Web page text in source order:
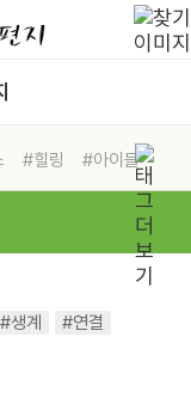
#힐링
#아이들
#생계
#연결